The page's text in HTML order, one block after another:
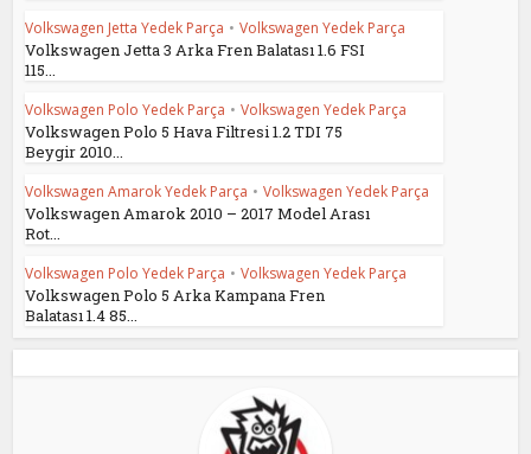
Volkswagen Jetta Yedek Parça • Volkswagen Yedek Parça
Volkswagen Jetta 3 Arka Fren Balatası 1.6 FSI
115...
Volkswagen Polo Yedek Parça • Volkswagen Yedek Parça
Volkswagen Polo 5 Hava Filtresi 1.2 TDI 75
Beygir 2010...
Volkswagen Amarok Yedek Parça • Volkswagen Yedek Parça
Volkswagen Amarok 2010 – 2017 Model Arası
Rot...
Volkswagen Polo Yedek Parça • Volkswagen Yedek Parça
Volkswagen Polo 5 Arka Kampana Fren
Balatası 1.4 85...